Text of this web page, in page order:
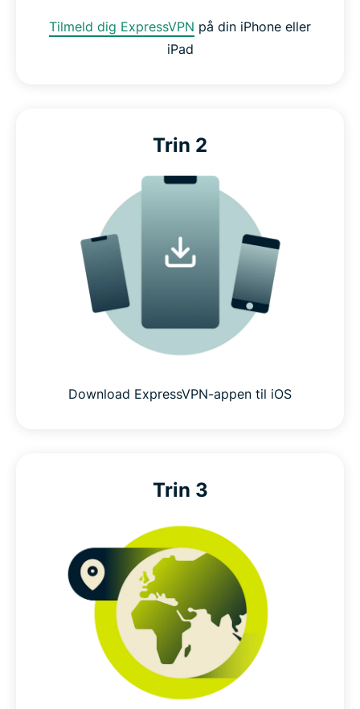
Tilmeld dig ExpressVPN på din iPhone eller
iPad
Trin 2
Download ExpressVPN-appen til iOS
Trin 3